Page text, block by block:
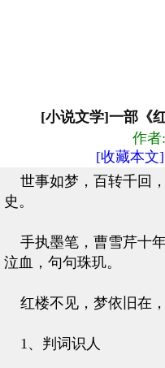
[小说文学]一部《
作者
[收藏本文]
世事如梦，百转千回
史。
手执墨笔，曹雪芹十
泣血，句句珠玑。
红楼不见，梦依旧在，
1、判词识人